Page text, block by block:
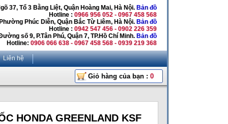
37, Tổ 3 Bằng Liệt, Quận Hoàng Mai, Hà Nội. Bản đồ
Hotline : 0966 956 052 - 0967 458 568
Phúc Diễn, Quận Bắc Từ Liêm, Hà Nội. Bản đồ
Hotline : 0942 547 456 - 0902 226 359
số 9, P.Tân Phú, Quận 7, TP.Hồ Chí Minh. Bản đồ
Hotline: 0906 066 638 - 0967 458 568 - 0939 219 368
Liên hệ
Giỏ hàng của bạn : 0
HONDA GREENLAND KSF